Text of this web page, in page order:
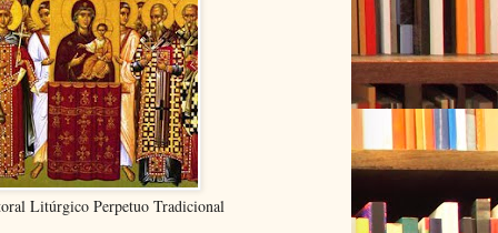
Litúrgico Perpetuo Tradicional